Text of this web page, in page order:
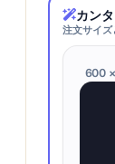
カン
注文サイズ
600